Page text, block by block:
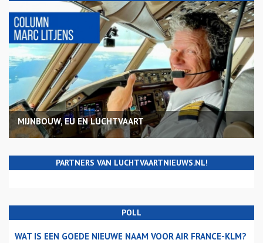
MIJNBOUW, EU EN LUCHTVAART
PARTNERS VAN LUCHTVAARTNIEUWS.NL!
POLL
WAT IS EEN GOEDE NIEUWE NAAM VOOR AIR FRANCE-KLM?